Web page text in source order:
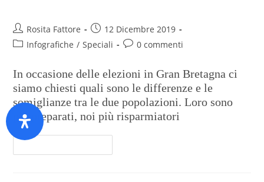
Rosita Fattore
12 Dicembre 2019
Infografiche / Speciali 0 commenti
In occasione delle elezioni in Gran Bretagna ci
siamo chiesti quali sono le differenze e le
somiglianze tra le due popolazioni. Loro sono
più preparati, noi più risparmiatori